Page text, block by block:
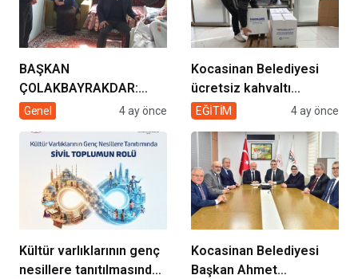
BAŞKAN
ÇOLAKBAYRAKDAR:
“EVDE SAĞLIK
GÖNÜLLERE
DOKUNUYORUZ”
Genel 4 ay önce
Kocasinan Belediyesi
ücretsiz kahvaltı
desteği projesi
EĞİTİM 4 ay önce
Kültür varlıklarının genç
nesillere tanıtılmasında
Kocasinan Belediyesi
Başkan Ahmet